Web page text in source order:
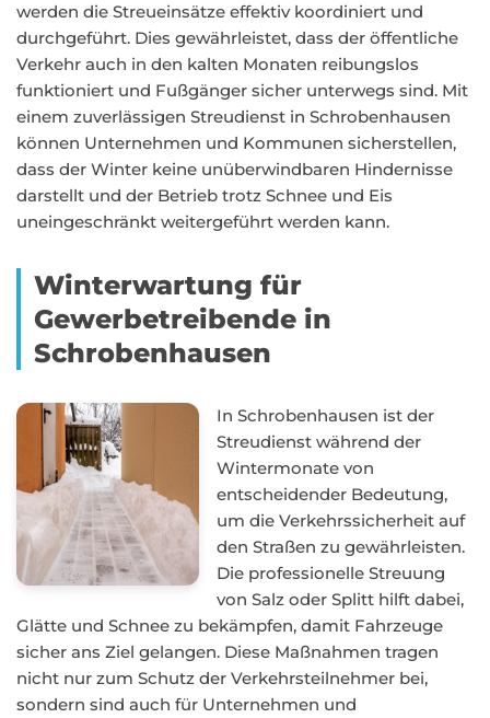
werden die Streueinsätze effektiv koordiniert und
durchgeführt. Dies gewährleistet, dass der öffentliche
Verkehr auch in den kalten Monaten reibungslos
funktioniert und Fußgänger sicher unterwegs sind. Mit
einem zuverlässigen Streudienst in Schrobenhausen
können Unternehmen und Kommunen sicherstellen,
dass der Winter keine unüberwindbaren Hindernisse
darstellt und der Betrieb trotz Schnee und Eis
uneingeschränkt weitergeführt werden kann.
Winterwartung für
Gewerbetreibende in
Schrobenhausen
In Schrobenhausen ist der
Streudienst während der
Wintermonate von
entscheidender Bedeutung,
um die Verkehrssicherheit auf
den Straßen zu gewährleisten.
Die professionelle Streuung
von Salz oder Splitt hilft dabei,
Glätte und Schnee zu bekämpfen, damit Fahrzeuge
sicher ans Ziel gelangen. Diese Maßnahmen tragen
nicht nur zum Schutz der Verkehrsteilnehmer bei,
sondern sind auch für Unternehmen und